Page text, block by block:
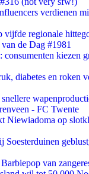
verdienen
vijfde regionale
de Dag #1981
consumenten kiezen
diabetes en roken
snellere
- FC Twente
Niewiadoma op
Soesterduinen
van